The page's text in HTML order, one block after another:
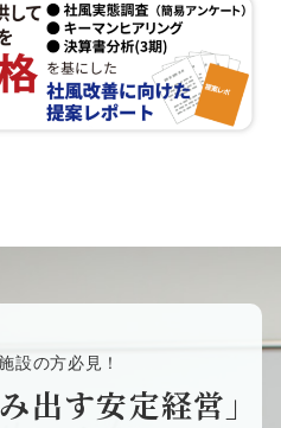
設の方必見！
出す安定経営」